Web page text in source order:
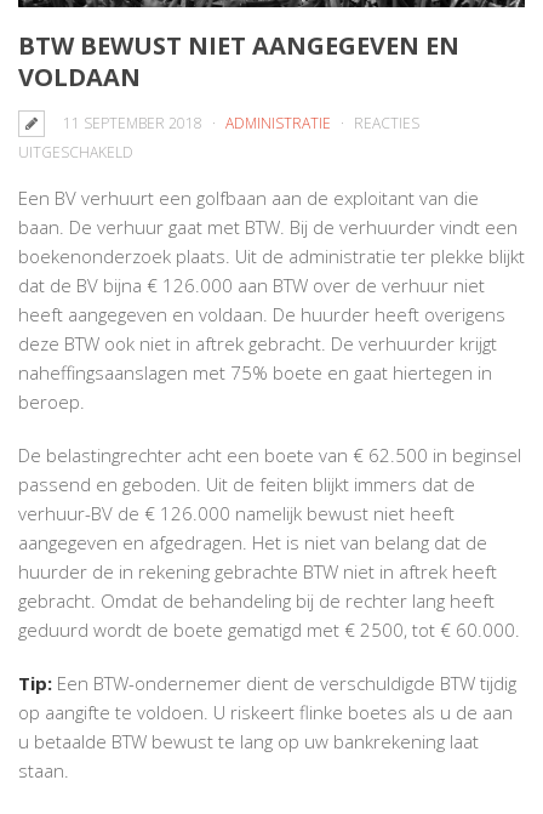
BTW BEWUST NIET AANGEGEVEN EN
VOLDAAN
11 SEPTEMBER 2018 ADMINISTRATIE
REACTIES
UITGESCHAKELD
BEWUST
NIET
AANGEGEVEN
EN
VOLDAAN
Een BV verhuurt een golfbaan aan de exploitant van die
baan. De verhuur gaat met BTW. Bij de verhuurder vindt een
boekenonderzoek plaats. Uit de administratie ter plekke blijkt
dat de BV bijna € 126.000 aan BTW over de verhuur niet
heeft aangegeven en voldaan. De huurder heeft overigens
deze BTW ook niet in aftrek gebracht. De verhuurder krijgt
naheffingsaanslagen met 75% boete en gaat hiertegen in
beroep.
De belastingrechter acht een boete van € 62.500 in beginsel
passend en geboden. Uit de feiten blijkt immers dat de
verhuur-BV de € 126.000 namelijk bewust niet heeft
aangegeven en afgedragen. Het is niet van belang dat de
huurder de in rekening gebrachte BTW niet in aftrek heeft
gebracht. Omdat de behandeling bij de rechter lang heeft
geduurd wordt de boete gematigd met € 2500, tot € 60.000.
Tip: Een BTW-ondernemer dient de verschuldigde BTW tijdig
op aangifte te voldoen. U riskeert flinke boetes als u de aan
u betaalde BTW bewust te lang op uw bankrekening laat
staan.